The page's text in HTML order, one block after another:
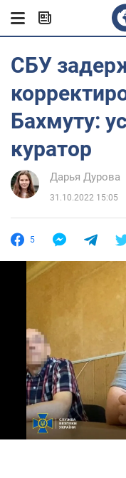
СБУ
Бахмуту:
куратор
Дарья Дурова
31.10.2022 15:05
5